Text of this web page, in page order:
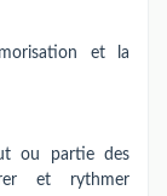
et la
ou partie des
et rythmer